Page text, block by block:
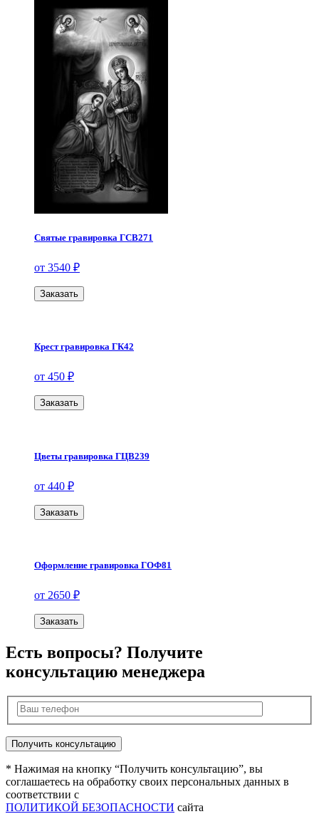
Святые гравировка ГСВ271
от 3540 ₽
Заказать
Крест гравировка ГК42
от 450 ₽
Заказать
Цветы гравировка ГЦВ239
от 440 ₽
Заказать
Оформление гравировка ГОФ81
от 2650 ₽
Заказать
Есть вопросы? Получите
консультацию менеджера
* Нажимая на кнопку “Получить консультацию”, вы
соглашаетесь на обработку своих персональных данных в
соответствии с
ПОЛИТИКОЙ БЕЗОПАСНОСТИ сайта